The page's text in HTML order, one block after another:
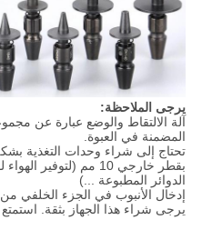
يرجى الملاحظة:
آلة الالتقاط والوضع عبارة عن
المضمنة في العبوة.
تحتاج إلى شراء وحدات التغذية
الدوائر المطبوعة ...)
إدخال الأنبوب في الجزء الخلفي من
يرجى شراء هذا الجهاز بثقة.